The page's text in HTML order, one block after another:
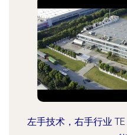
左手技术，右手行业